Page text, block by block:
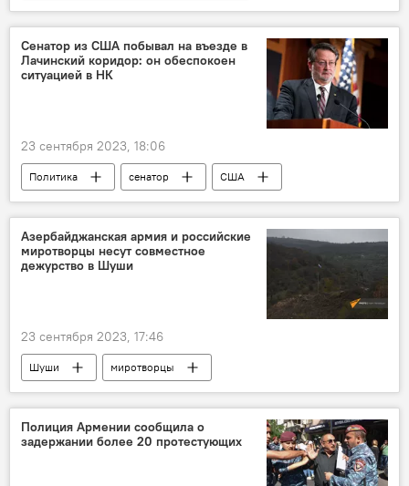
Армения
ЦИК
Сенатор из США побывал на въезде в
Лачинский коридор: он обеспокоен
ситуацией в НК
23 сентября 2023, 18:06
Политика сенатор
США
Лачинский коридор
ситуация
Нагорный Карабах
Азербайджанская армия и российские
миротворцы несут совместное
дежурство в Шуши
23 сентября 2023, 17:46
Шуши
миротворцы
ВС Азербайджана
Размещение российских миротворцев в Карабахе
Нагорный Карабах
Полиция Армении сообщила о
задержании более 20 протестующих